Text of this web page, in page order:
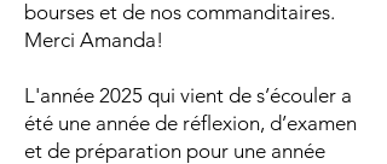
bourses et de nos commanditaires.
Merci Amanda!
L'année 2025 qui vient de s’écouler a
été une année de réflexion, d’examen
et de préparation pour une année